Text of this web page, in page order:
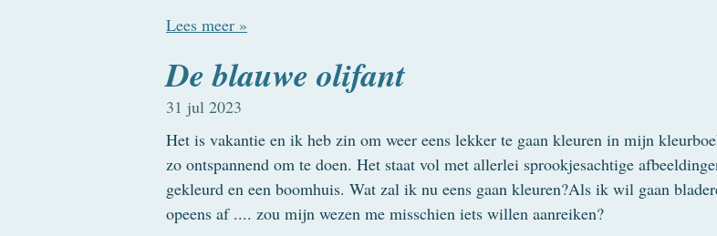
Lees meer »
De blauwe olifant
31 jul 2023
Het is vakantie en ik heb zin om weer eens lekker te gaan kleuren in mijn
zo ontspannend om te doen. Het staat vol met allerlei sprookjesachtige
gekleurd en een boomhuis. Wat zal ik nu eens gaan kleuren?Als ik wil gaan
opeens af .... zou mijn wezen me misschien iets willen aanreiken?